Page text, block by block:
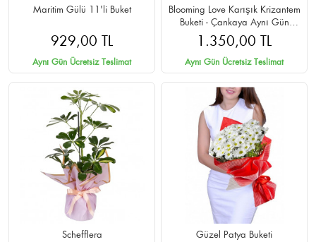
Maritim Gülü 11'li Buket
929,00 TL
Aynı Gün Ücretsiz Teslimat
Blooming Love Karışık Krizantem
Buketi - Çankaya Aynı Gün
Teslimat
1.350,00 TL
Aynı Gün Ücretsiz Teslimat
Schefflera Güzel Patya Buketi